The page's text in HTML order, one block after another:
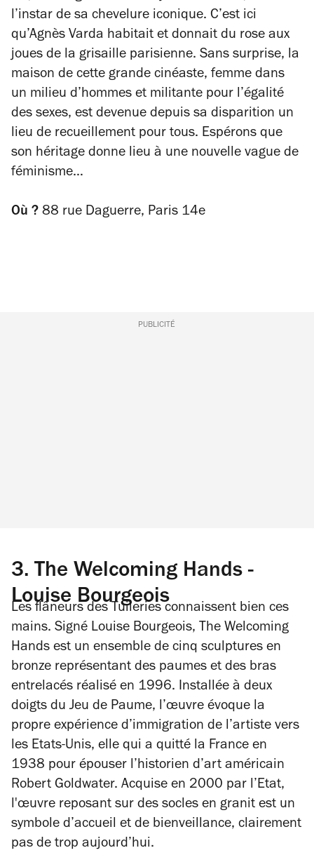
l’instar de sa chevelure iconique. C’est ici
qu’Agnès Varda habitait et donnait du rose aux
joues de la grisaille parisienne. Sans surprise, la
maison de cette grande cinéaste, femme dans
un milieu d’hommes et militante pour l’égalité
des sexes, est devenue depuis sa disparition un
lieu de recueillement pour tous. Espérons que
son héritage donne lieu à une nouvelle vague de
féminisme…
Où ? 88 rue Daguerre, Paris 14e
PUBLICITÉ
3. The Welcoming Hands -
Louise Bourgeois
Les flâneurs des Tuileries connaissent bien ces
mains. Signé Louise Bourgeois, The Welcoming
Hands est un ensemble de cinq sculptures en
bronze représentant des paumes et des bras
entrelacés réalisé en 1996. Installée à deux
doigts du Jeu de Paume, l’œuvre évoque la
propre expérience d’immigration de l’artiste vers
les Etats-Unis, elle qui a quitté la France en
1938 pour épouser l’historien d’art américain
Robert Goldwater. Acquise en 2000 par l’Etat,
l'œuvre reposant sur des socles en granit est un
symbole d’accueil et de bienveillance, clairement
pas de trop aujourd’hui.